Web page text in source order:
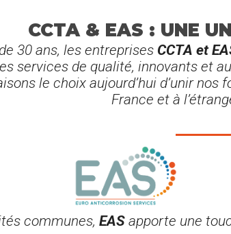
CCTA & EAS : UNE
30 ans, les entreprises CCTA et
services de qualité, innovants et
le choix aujourd’hui d’unir
France et à
communes,EAS apporte une